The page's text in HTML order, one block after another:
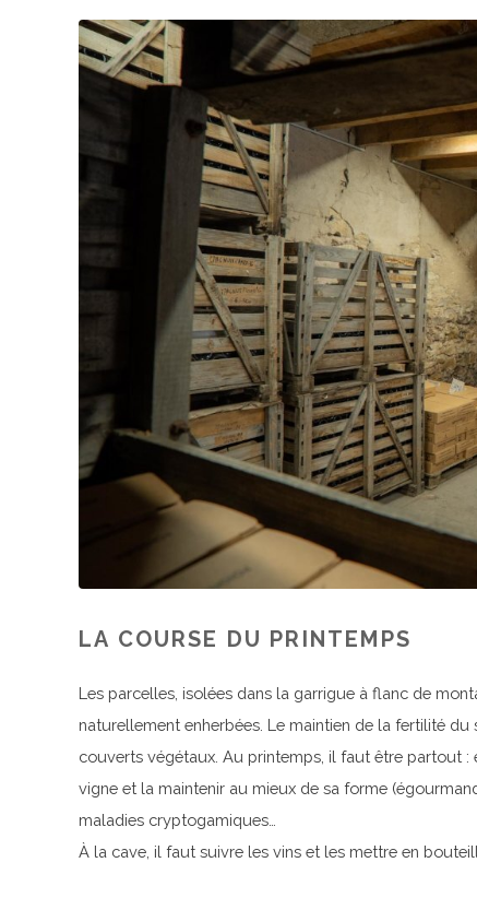
LA COURSE DU PRINTEMPS
Les parcelles, isolées dans la garrigue à flanc de
naturellement enherbées. Le maintien de la fertilité
couverts végétaux. Au printemps, il faut être partout
vigne et la maintenir au mieux de sa forme
maladies cryptogamiques…
À la cave, il faut suivre les vins et les mettre en